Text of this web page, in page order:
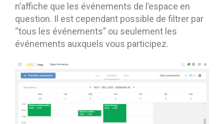
n’affiche que les événements de l’espace en
question. Il est cependant possible de filtrer par
“tous les événements” ou seulement les
événements auxquels vous participez.